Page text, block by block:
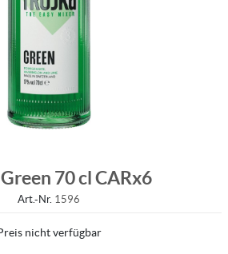
70 cl CARx6
Art.-Nr. 1596
nicht verfügbar